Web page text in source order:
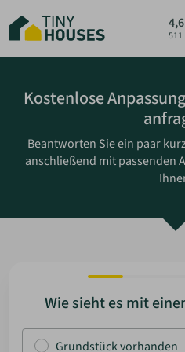
Hauptinhalt
springen
4,6
HÄUSER
GRUNDSTÜCKE
ZUM
PARTNER
Kostenlose
Beantworten Sie ein paar
anschließend mit passenden
Wie sieht es mit
Grundstück vorhanden